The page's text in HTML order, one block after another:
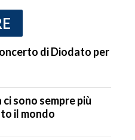
di Diodato per
sono sempre più
il mondo